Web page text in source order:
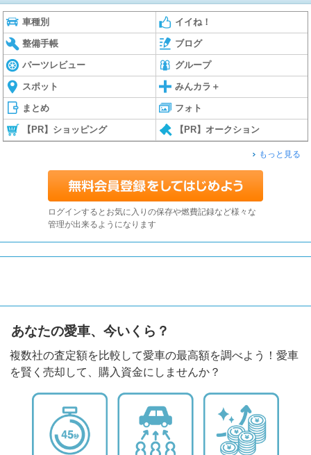
車種別 イイね！
整備手帳 ブログ
パーツレビュー グループ
スポット みんカラ＋
まとめ フォト
【PR】ショッピング 【PR】オークション
もっと見る
ログインするとお気に入りの保存や燃費記録など様々な
管理が出来るようになります
あなたの愛車、今いくら？
複数社の査定額を比較して愛車の最高額を調べよう！愛車
を賢く売却して、購入資金にしませんか？